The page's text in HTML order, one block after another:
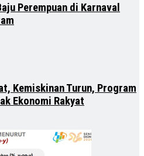
Perempuan di Karnaval
Kemiskinan Turun, Program
Ekonomi Rakyat